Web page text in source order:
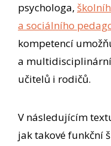
psychologa,
a sociálního
kompetencí
a
učitelů i rodičů.
V následujícím
jak takové funkční